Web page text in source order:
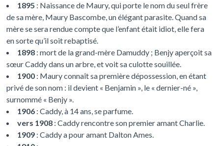
1895 : Naissance de Maury, qui porte le nom du seul frère
de sa mère, Maury Bascombe, un élégant parasite. Quand sa
mère se sera rendue compte que l’enfant était idiot, elle fera
en sorte qu’il soit rebaptisé.
1898 : mort de la grand-mère Damuddy ; Benjy aperçoit sa
sœur Caddy dans un arbre, et voit sa culotte souillée.
1900 : Maury connaît sa première dépossession, en étant
privé de son nom : il devient « Benjamin », le « dernier-né »,
surnommé « Benjy ».
1906 : Caddy, à 14 ans, se parfume.
vers 1908 : Caddy rencontre son premier amant Charlie.
1909 : Caddy a pour amant Dalton Ames.